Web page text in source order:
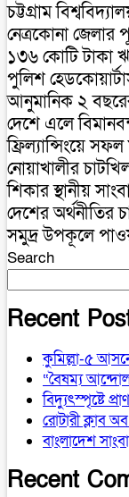
চট্টগ্রাম
নেত্রকোনা
১৩৬ কোটি টাকা
পুলিশ
আনুমানিক ২
দেশে এলে
ফ্রিল্যান্সিংয়ে
নোয়াখালীর
শিকার স্থানীয়
দেশের অর্থনীতির
সমুদ্র উপকূলে
Search
Recent
কুমিল্লা-৫
“বৈষম্য
বিদ্যুৎস্পৃষ্টে
রোটারী ক্লাব
বাংলাদেশ
Recent